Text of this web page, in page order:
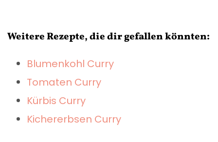
Weitere Rezepte, die dir gefallen könnten:
Blumenkohl Curry
Tomaten Curry
Kürbis Curry
Kichererbsen Curry